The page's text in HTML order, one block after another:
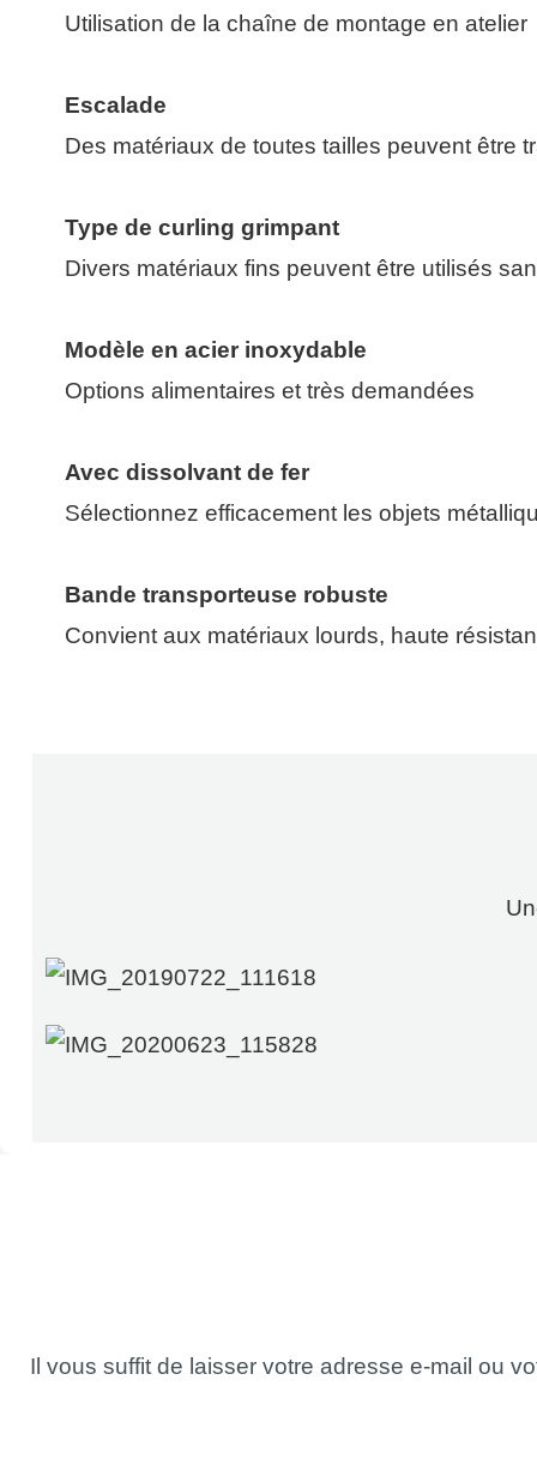
Utilisation de la chaîne de montage en atelier
Escalade
Des matériaux de toutes tailles peuvent être
Type de curling grimpant
Divers matériaux fins peuvent être utilisés
Modèle en acier inoxydable
Options alimentaires et très demandées
Avec dissolvant de fer
Sélectionnez efficacement les objets
Bande transporteuse robuste
Convient aux matériaux lourds, haute
Type de curling grimpant
Il vous suffit de laisser votre adresse e-mail ou